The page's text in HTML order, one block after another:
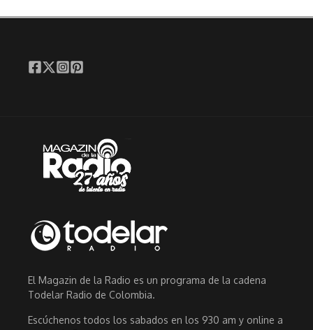
El Magazin de la Radio es un programa de la cadena
Todelar Radio de Colombia.
Escúchenos todos los sabados en los 930 am y online a